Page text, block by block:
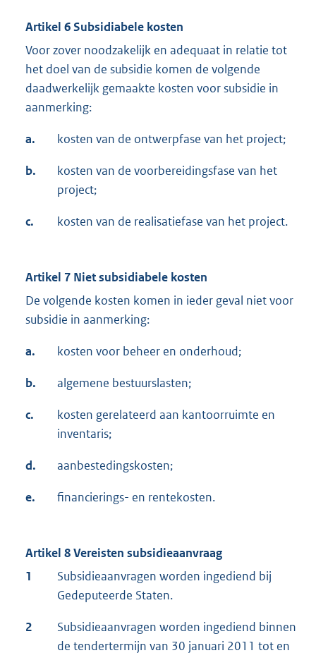
Artikel 6 Subsidiabele kosten
Voor zover noodzakelijk en adequaat in relatie tot
het doel van de subsidie komen de volgende
daadwerkelijk gemaakte kosten voor subsidie in
aanmerking:
a. kosten van de ontwerpfase van het project;
b.
kosten van de voorbereidingsfase van het
project;
c. kosten van de realisatiefase van het project.
Artikel 7 Niet subsidiabele kosten
De volgende kosten komen in ieder geval niet voor
subsidie in aanmerking:
a. kosten voor beheer en onderhoud;
b. algemene bestuurslasten;
c.
kosten gerelateerd aan kantoorruimte en
inventaris;
d. aanbestedingskosten;
e. financierings- en rentekosten.
Artikel 8 Vereisten subsidieaanvraag
1
Subsidieaanvragen worden ingediend bij
Gedeputeerde Staten.
2
Subsidieaanvragen worden ingediend binnen
de tendertermijn van 30 januari 2011 tot en